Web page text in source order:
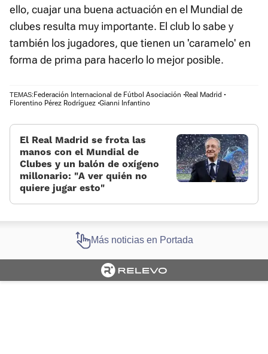
ello, cuajar una buena actuación en el Mundial de
clubes resulta muy importante. El club lo sabe y
también los jugadores, que tienen un 'caramelo' en
forma de prima para hacerlo lo mejor posible.
TEMAS: Federación Internacional de Fútbol Asociación
Real Madrid
Florentino Pérez Rodríguez Gianni Infantino
El Real Madrid se frota las
manos con el Mundial de
Clubes y un balón de oxígeno
millonario: «A ver quién no
quiere jugar esto»
Más noticias en Portada